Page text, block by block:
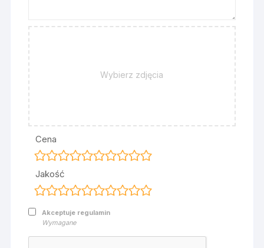
Wybierz zdjęcia
Cena
Jakość
Akceptuje regulamin
Wymagane